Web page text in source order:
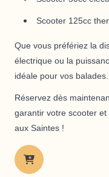
Scooter 125cc
Que vous préfériez la
électrique ou la
idéale pour vos balades.
Réservez dès
garantir votre scooter
aux Saintes !